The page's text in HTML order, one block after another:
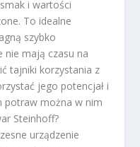
i wartości
To idealne
szybko
nie mają czasu na
tajniki korzystania z
jego potencjał i
potraw można w nim
Steinhoff?
urządzenie